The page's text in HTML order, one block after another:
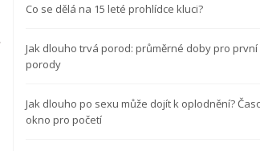
Co se dělá na 15 leté prohlídce kluci?
Jak dlouho trvá porod: průměrné doby pro první
porody
Jak dlouho po sexu může dojít k oplodnění?
okno pro početí